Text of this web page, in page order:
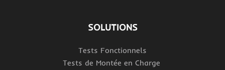
SOLUTIONS
Tests Fonctionnels
Tests de Montée en Charge